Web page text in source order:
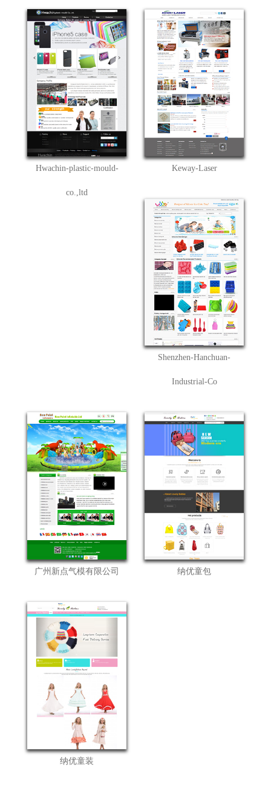
Hwachin-plastic-mould-
co.,ltd
Keway-Laser
Shenzhen-Hanchuan-
Industrial-Co
广州新点气模有限公司 纳优童包
纳优童装